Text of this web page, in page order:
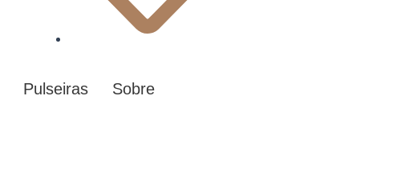
Pulseiras Sobre